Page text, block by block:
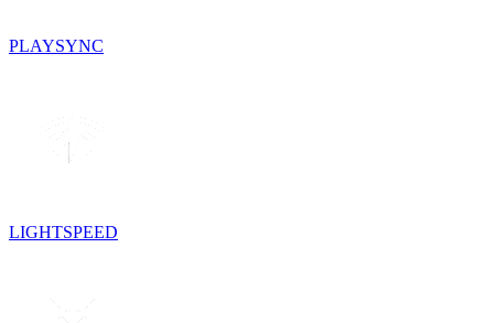
PLAYSYNC
LIGHTSPEED